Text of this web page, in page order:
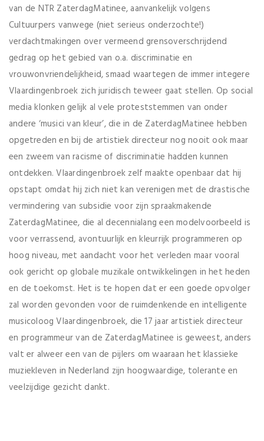
van de NTR ZaterdagMatinee, aanvankelijk volgens
Cultuurpers vanwege (niet serieus onderzochte!)
verdachtmakingen over vermeend grensoverschrijdend
gedrag op het gebied van o.a. discriminatie en
vrouwonvriendelijkheid, smaad waartegen de immer integere
Vlaardingenbroek zich juridisch teweer gaat stellen. Op social
media klonken gelijk al vele proteststemmen van onder
andere ‘musici van kleur’, die in de ZaterdagMatinee hebben
opgetreden en bij de artistiek directeur nog nooit ook maar
een zweem van racisme of discriminatie hadden kunnen
ontdekken. Vlaardingenbroek zelf maakte openbaar dat hij
opstapt omdat hij zich niet kan verenigen met de drastische
vermindering van subsidie voor zijn spraakmakende
ZaterdagMatinee, die al decennialang een modelvoorbeeld is
voor verrassend, avontuurlijk en kleurrijk programmeren op
hoog niveau, met aandacht voor het verleden maar vooral
ook gericht op globale muzikale ontwikkelingen in het heden
en de toekomst. Het is te hopen dat er een goede opvolger
zal worden gevonden voor de ruimdenkende en intelligente
musicoloog Vlaardingenbroek, die 17 jaar artistiek directeur
en programmeur van de ZaterdagMatinee is geweest, anders
valt er alweer een van de pijlers om waaraan het klassieke
muziekleven in Nederland zijn hoogwaardige, tolerante en
veelzijdige gezicht dankt.